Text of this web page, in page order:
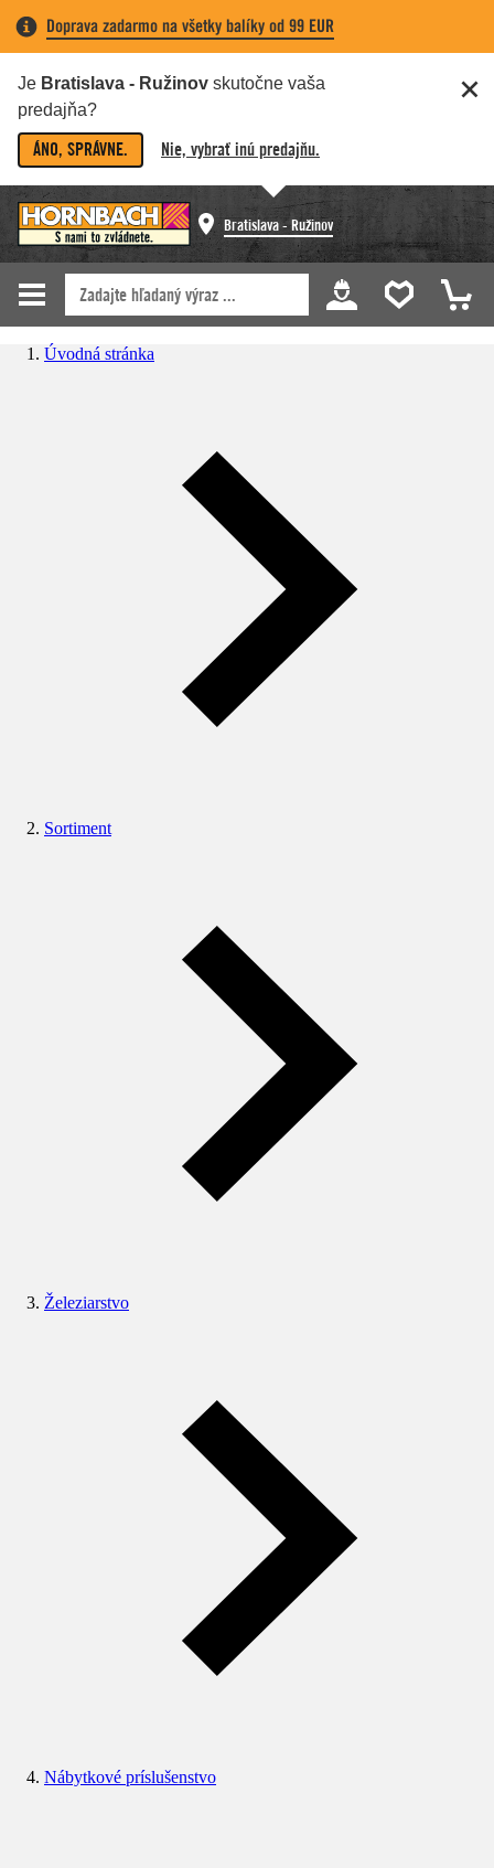
Doprava zadarmo na všetky balíky od 99 EUR
Je Bratislava - Ružinov skutočne vaša
predajňa?
ÁNO, SPRÁVNE. Nie, vybrať inú predajňu.
Bratislava - Ružinov
Úvodná stránka
Sortiment
Železiarstvo
Nábytkové príslušenstvo